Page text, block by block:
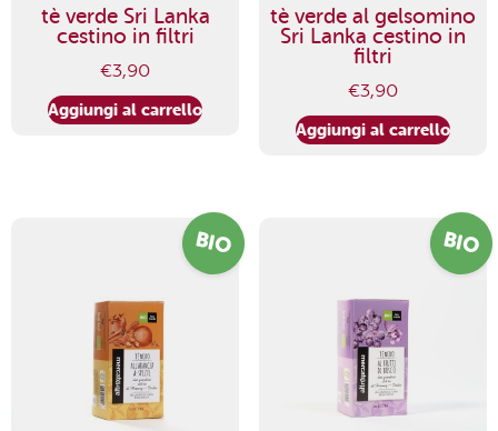
tè verde Sri Lanka
cestino in filtri
€3,90
Aggiungi al carrello
tè verde al gelsomino
Sri Lanka cestino in
filtri
€3,90
Aggiungi al carrello
BIO BIO